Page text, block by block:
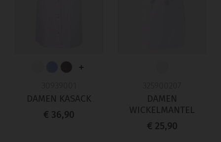
+
DAMEN KASACK
€ 36,90
DAMEN
WICKELMANTEL
€ 25,90